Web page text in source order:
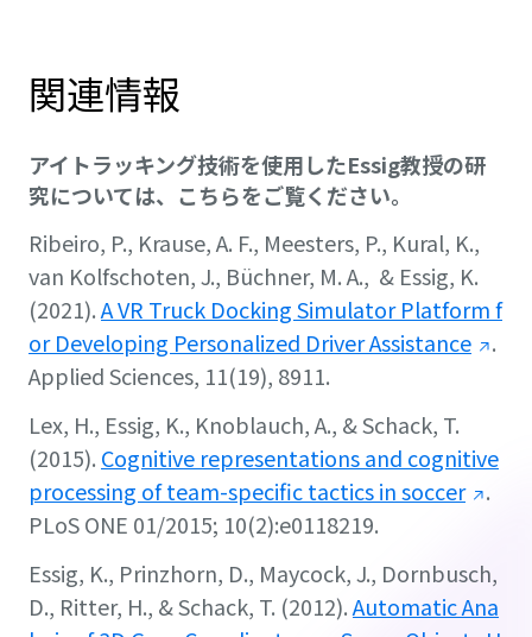
関連情報
アイトラッキング技術を使用したEssig教授の研
究については、こちらをご覧ください。
Ribeiro, P., Krause, A. F., Meesters, P., Kural, K.,
van Kolfschoten, J., Büchner, M. A., & Essig, K.
(2021).A VR Truck Docking Simulator Platform f
or Developing Personalized Driver Assistance
.
Applied Sciences, 11(19), 8911.
Lex, H., Essig, K., Knoblauch, A., & Schack, T.
(2015). Cognitive representations and cognitive
processing of team-specific tactics in soccer
.
PLoS ONE 01/2015; 10(2):e0118219.
Essig, K., Prinzhorn, D., Maycock, J., Dornbusch,
D., Ritter, H., & Schack, T. (2012).Automatic Ana